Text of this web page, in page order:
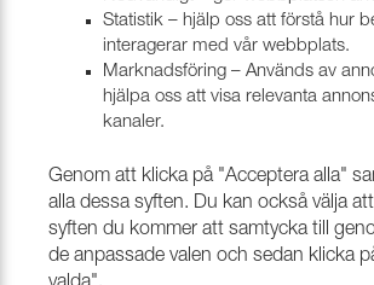
Filtrera
Statistik – hjälp oss att förstå hur
interagerar med vår webbplats.
Marknadsföring – Används av
hjälpa oss att visa relevanta
kanaler.
Genom att klicka på "Acceptera alla"
alla dessa syften. Du kan också välja
syften du kommer att samtycka till
de anpassade valen och sedan klicka